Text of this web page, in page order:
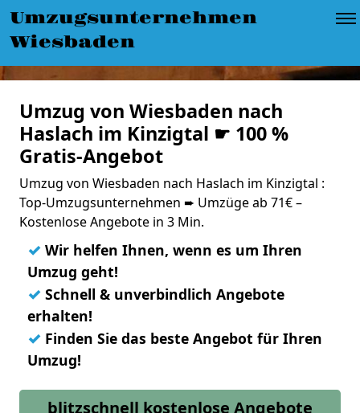
Umzugsunternehmen
Wiesbaden
Umzug von Wiesbaden nach
Haslach im Kinzigtal ☛ 100 %
Gratis-Angebot
Umzug von Wiesbaden nach Haslach im Kinzigtal :
Top-Umzugsunternehmen ➨ Umzüge ab 71€ –
Kostenlose Angebote in 3 Min.
✓ Wir helfen Ihnen, wenn es um Ihren
Umzug geht!
✓ Schnell & unverbindlich Angebote
erhalten!
✓ Finden Sie das beste Angebot für Ihren
Umzug!
blitzschnell kostenlose Angebote